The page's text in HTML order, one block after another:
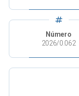
tag
Número
2026/0.062